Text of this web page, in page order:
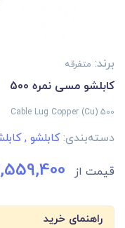
برند: متفرقه
کابلشو مسی نمره 500
Cable Lug Copper (Cu) 500
دسته‌بندی:کابلشو ,
قیمت از
راهنمای خرید